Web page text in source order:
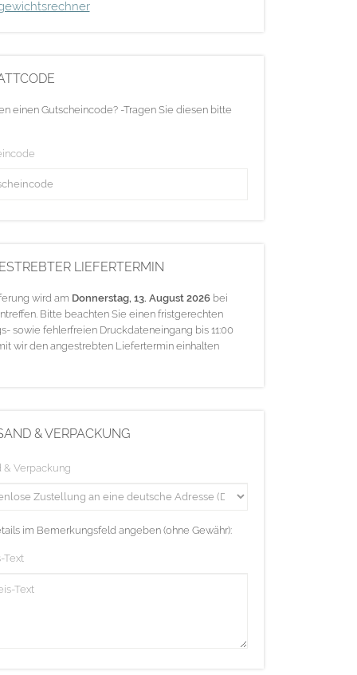
einen Gutscheincode? -Tragen Sie diesen bitte
LIEFERTERMIN
wird am Donnerstag, 13. August 2026bei
Bitte beachten Sie einen fristgerechten
sowie fehlerfreien Druckdateneingang bis 11:00
wir den angestrebten Liefertermin einhalten
& VERPACKUNG
& Verpackung
im Bemerkungsfeld angeben (ohne Gewähr):
Text